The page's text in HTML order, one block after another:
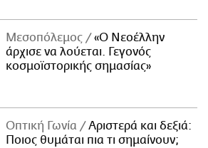
Μεσοπόλεμος
«Ο Νεοέλλην
άρχισε να λούεται. Γεγονός
κοσμοϊστορικής σημασίας»
Οπτική Γωνία
Αριστερά και δεξιά:
Ποιος θυμάται πια τι σημαίνουν;